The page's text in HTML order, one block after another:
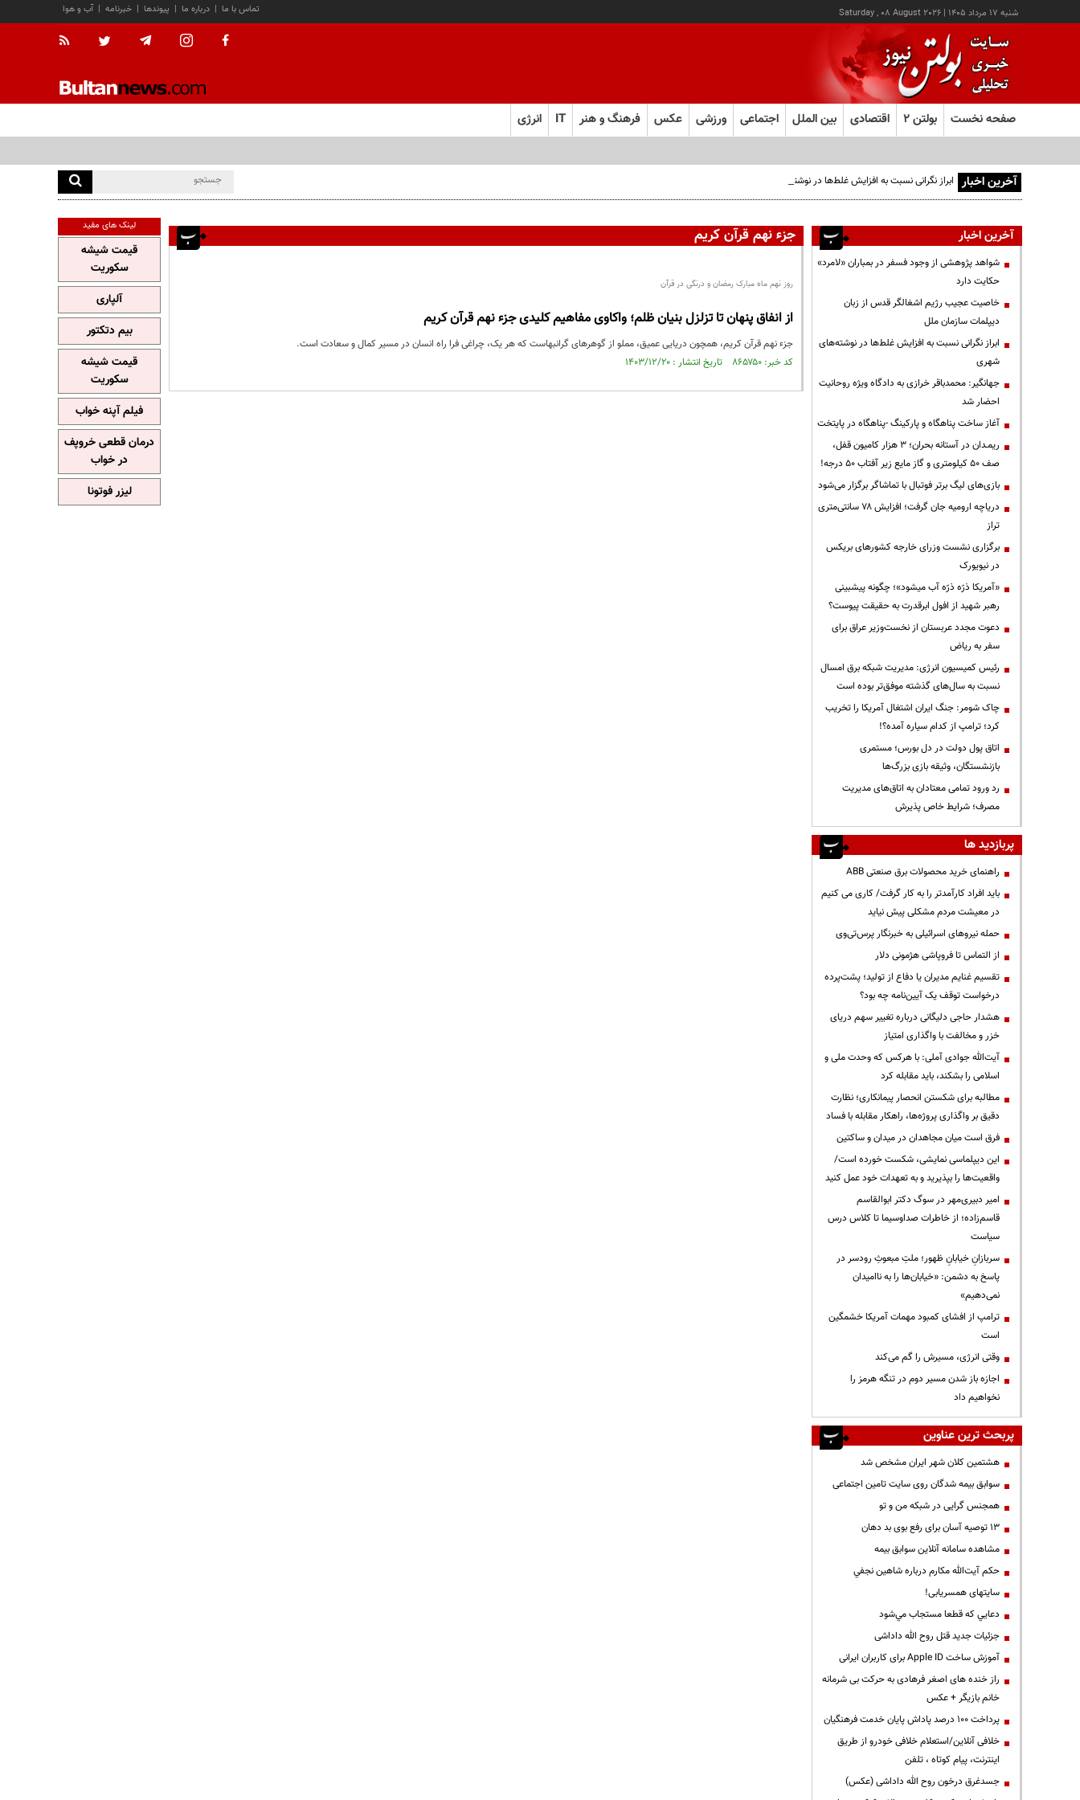
شنبه ۱۷ مرداد ۱۴۰۵ |
Saturday , 08 August 2026 آب و هوا | خبرنامه | پیوندها | درباره ما | تماس با ما
صفحه نخست بولتن ۲ اقتصادی بین الملل اجتماعی ورزشی عکس فرهنگ و هنر IT انرژی
آخرین اخبار ابراز نگرانی نسبت به افزایش غلط‌ها در نوشته‌های شهری
جزء نهم قرآن کریم
روز نهم ماه مبارک رمضان و درنگی در قرآن
از انفاق پنهان تا تزلزل بنیان ظلم؛ واکاوی مفاهیم کلیدی جزء نهم قرآن کریم
جزء نهم قرآن کریم، همچون دریایی عمیق، مملو از گوهرهای گرانبهاست که هر یک، چراغی فرا راه انسان در مسیر کمال و سعادت است.
کد خبر: ۸۶۵۷۵۰ تاریخ انتشار : ۱۴۰۳/۱۲/۲۰
آخرین اخبار
شواهد پژوهشی از وجود فسفر در بمباران «لامرد»
حکایت دارد
خاصیت عجیب رژیم اشغالگر قدس از زبان
دیپلمات سازمان ملل
ابراز نگرانی نسبت به افزایش غلط‌ها در نوشته‌های
شهری
جهانگیر: محمدباقر خرازی به دادگاه ویژه روحانیت
احضار شد
آغاز ساخت پناهگاه و پارکینگ -پناهگاه در پایتخت
ریمـدان در آستانه بحران؛ ۳ هزار کامیون قفل،
صف ۵۰ کیلومتری و گاز مایع زیر آفتاب ۵۰ درجه!
بازی‌های لیگ برتر فوتبال با تماشاگر برگزار می‌شود
دریاچه ارومیه جان گرفت؛ افزایش ۷۸ سانتی‌متری
تراز
برگزاری نشست وزرای خارجه کشورهای بریکس
در نیویورک
«آمریکا ذرّه ذرّه آب میشود»؛ چگونه پیشبینی
رهبر شهید از افول ابرقدرت به حقیقت پیوست؟
دعوت مجدد عربستان از نخست‌وزیر عراق برای
سفر به ریاض
رئیس کمیسیون انرژی: مدیریت شبکه برق امسال
نسبت به سال‌های گذشته موفق‌تر بوده است
چاک شومر: جنگ ایران اشتغال آمریکا را تخریب
کرد؛ ترامپ از کدام سیاره آمده؟!
اتاق پول دولت در دل بورس؛ مستمری
بازنشستگان، وثیقه بازی بزرگ‌ها
رد ورود تمامی معتادان به اتاق‌های مدیریت
مصرف؛ شرایط خاص پذیرش
پربازدید ها
راهنمای خرید محصولات برق صنعتی ABB
باید افراد کارآمدتر را به کار گرفت/ کاری می کنیم
در معیشت مردم مشکلی پیش نیاید
حمله نیروهای اسرائیلی به خبرنگار پرس‌تی‌وی
از التماس تا فروپاشی هژمونی دلار
تقسیم غنایم مدیران یا دفاع از تولید؛ پشت‌پرده
درخواست توقف یک آیین‌نامه چه بود؟
هشدار حاجی دلیگانی درباره تغییر سهم دریای
خزر و مخالفت با واگذاری امتیاز
آیت‌الله جوادی آملی: با هرکس که وحدت ملی و
اسلامی را بشکند، باید مقابله کرد
مطالبه برای شکستن انحصار پیمانکاری؛ نظارت
دقیق بر واگذاری پروژه‌ها، راهکار مقابله با فساد
فرق است میان مجاهدان در میدان و ساکتین
این دیپلماسی نمایشی، شکست خورده است/
واقعیت‌ها را بپذیرید و به تعهدات خود عمل کنید
امیر دبیری‌مهر در سوگ دکتر ابوالقاسم
قاسم‌زاده؛ از خاطرات صداوسیما تا کلاس درس
سیاست
سربازانِ خیابانِ ظهور؛ ملتِ مبعوثِ رودسر در
پاسخ به دشمن: «خیابان‌ها را به ناامیدان
نمی‌دهیم»
ترامپ از افشای کمبود مهمات آمریکا خشمگین
است
وقتی انرژی، مسیرش را گم می‌کند
اجازه باز شدن مسیر دوم در تنگه هرمز را
نخواهیم داد
پربحث ترین عناوین
هشتمین کلان شهر ایران مشخص شد
سوابق بیمه شدگان روی سایت تامین اجتماعی
همجنس گرایی در شبکه من و تو
13 توصیه آسان برای رفع بوی بد دهان
مشاهده سامانه آنلاين سوابق بیمه
حكم آيت‌الله مكارم درباره شاهين نجفي
سایتهای همسریابی!
دعايي كه قطعا مستجاب مي‌شود
جزئیات جدید قتل روح الله داداشی
آموزش ساخت Apple ID برای کاربران ایرانی
راز خنده های اصغر فرهادی به حرکت بی شرمانه
خانم بازیگر + عکس
پرداخت ۱۰۰ درصد پاداش پایان خدمت فرهنگیان
خلافی آنلاین/استعلام خلافی خودرو از طریق
اینترنت، پیام کوتاه ، تلفن
جسدغرق درخون روح الله داداشی (عکس)
لینک های مفید
قیمت شیشه
سکوریت
آلپاری
بیم دتکتور
قیمت شیشه
سکوریت
فیلم آپنه خواب
درمان قطعی خروپف
در خواب
لیزر فوتونا